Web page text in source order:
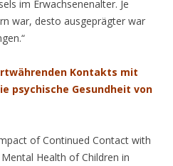
im Erwachsenenalter. Je
war, desto ausgeprägter war
Kontakts mit
psychische Gesundheit von
of Continued Contact with
Health of Children in